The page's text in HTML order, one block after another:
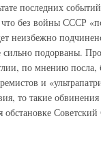
последних
что без войны СССР
неизбежно
подорваны.
по мнению посла,
и
то такие